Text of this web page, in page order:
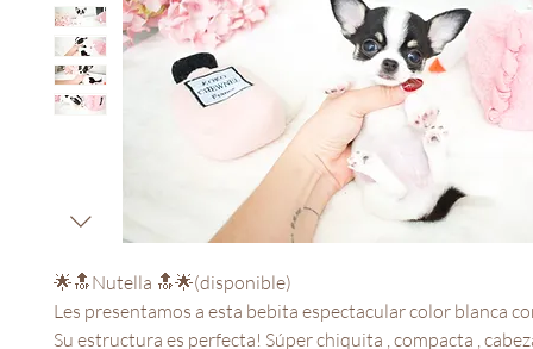
🌟🔝Nutella 🔝🌟(disponible)
Les presentamos a esta bebita espectacular color blanca
Su estructura es perfecta! Súper chiquita , compacta ,